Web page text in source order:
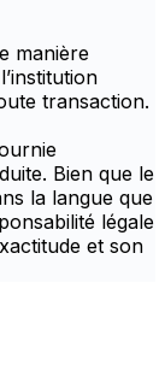
manière
transaction.
Bien que le
la langue que
légale
et son